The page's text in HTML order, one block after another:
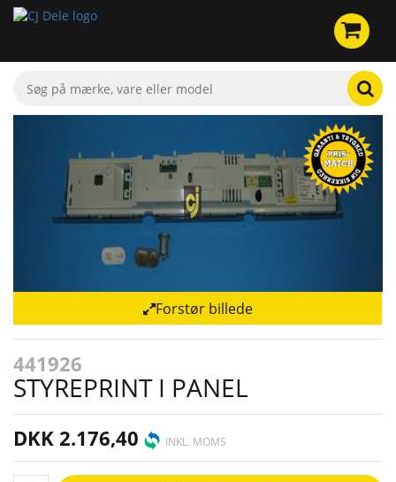
Forstør billede
441926
STYREPRINT I PANEL
DKK 2.176,40 INKL. MOMS